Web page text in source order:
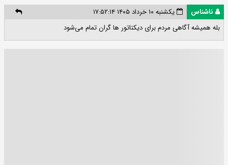
ناشناس
یکشنبه ۱۰ خرداد ۱۴۰۵ ۱۷:۵۲:۱۴
بله همیشه آگاهی مردم برای دیکتاتور ها گران تمام می‌شود